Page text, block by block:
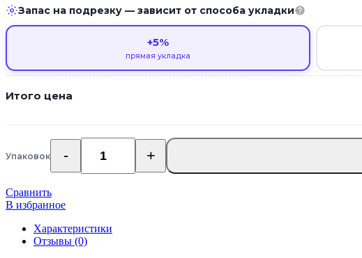
Запас на подрезку — зависит от способа укладки
+5%
прямая укладка
Итого цена
УпаковокКоличество
товара
виниловые
полы
Adelar
Eterna
Сравнить
В избранное
Характеристики
Отзывы (0)